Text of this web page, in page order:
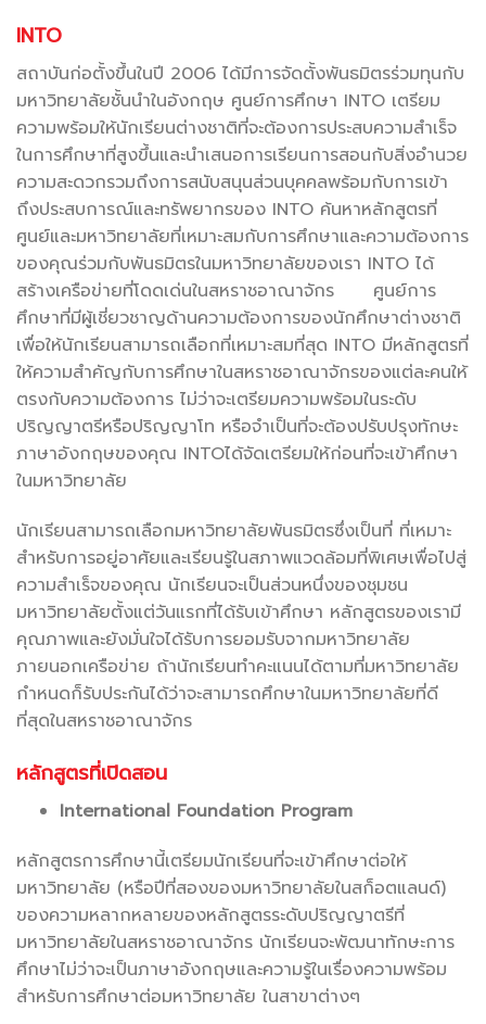
INTO
สถาบันก่อตั้งขึ้นในปี 2006 ได้มีการจัดตั้งพันธมิตรร่วมทุนกับ
มหาวิทยาลัยชั้นนำในอังกฤษ ศูนย์การศึกษา INTO เตรียม
ความพร้อมให้นักเรียนต่างชาติที่จะต้องการประสบความสำเร็จ
ในการศึกษาที่สูงขึ้นและนำเสนอการเรียนการสอนกับสิ่งอำนวย
ความสะดวกรวมถึงการสนับสนุนส่วนบุคคลพร้อมกับการเข้า
ถึงประสบการณ์และทรัพยากรของ INTO ค้นหาหลักสูตรที่
ศูนย์และมหาวิทยาลัยที่เหมาะสมกับการศึกษาและความต้องการ
ของคุณร่วมกับพันธมิตรในมหาวิทยาลัยของเรา INTO ได้
สร้างเครือข่ายที่โดดเด่นในสหราชอาณาจักร ศูนย์การ
ศึกษาที่มีผู้เชี่ยวชาญด้านความต้องการของนักศึกษาต่างชาติ
เพื่อให้นักเรียนสามารถเลือกที่เหมาะสมที่สุด INTO มีหลักสูตรที่
ให้ความสำคัญกับการศึกษาในสหราชอาณาจักรของแต่ละคนให้
ตรงกับความต้องการ ไม่ว่าจะเตรียมความพร้อมในระดับ
ปริญญาตรีหรือปริญญาโท หรือจำเป็นที่จะต้องปรับปรุงทักษะ
ภาษาอังกฤษของคุณ INTOได้จัดเตรียมให้ก่อนที่จะเข้าศึกษา
ในมหาวิทยาลัย
นักเรียนสามารถเลือกมหาวิทยาลัยพันธมิตรซึ่งเป็นที่ ที่เหมาะ
สำหรับการอยู่อาศัยและเรียนรู้ในสภาพแวดล้อมที่พิเศษเพื่อไปสู่
ความสำเร็จของคุณ นักเรียนจะเป็นส่วนหนึ่งของชุมชน
มหาวิทยาลัยตั้งแต่วันแรกที่ได้รับเข้าศึกษา หลักสูตรของเรามี
คุณภาพและยังมั่นใจได้รับการยอมรับจากมหาวิทยาลัย
ภายนอกเครือข่าย ถ้านักเรียนทำคะแนนได้ตามที่มหาวิทยาลัย
กำหนดก็รับประกันได้ว่าจะสามารถศึกษาในมหาวิทยาลัยที่ดี
ที่สุดในสหราชอาณาจักร
หลักสูตรที่เปิดสอน
International Foundation Program
หลักสูตรการศึกษานี้เตรียมนักเรียนที่จะเข้าศึกษาต่อให้
มหาวิทยาลัย (หรือปีที่สองของมหาวิทยาลัยในสก็อตแลนด์)
ของความหลากหลายของหลักสูตรระดับปริญญาตรีที่
มหาวิทยาลัยในสหราชอาณาจักร นักเรียนจะพัฒนาทักษะการ
ศึกษาไม่ว่าจะเป็นภาษาอังกฤษและความรู้ในเรื่องความพร้อม
สำหรับการศึกษาต่อมหาวิทยาลัย ในสาขาต่างๆ